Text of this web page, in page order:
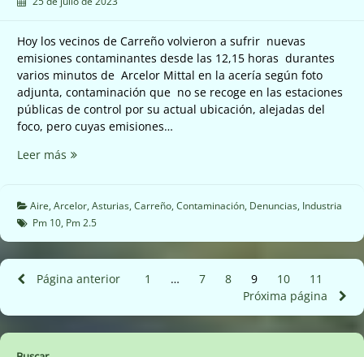
Hoy los vecinos de Carreño volvieron a sufrir nuevas
emisiones contaminantes desde las 12,15 horas durantes
varios minutos de Arcelor Mittal en la acería según foto
adjunta, contaminación que no se recoge en las estaciones
públicas de control por su actual ubicación, alejadas del
foco, pero cuyas emisiones…
Leer más ☠️
de
Arcelor
Mittal
en
Carreño
Aire, Arcelor, Asturias, Carreño, Contaminación, Denuncias, Industria
Pm 10, Pm 2.5
Paginación
de
entradas
Página anterior Página
1 … Página
7 Página
8 Página
9 Página
10 Página
11
Próxima página